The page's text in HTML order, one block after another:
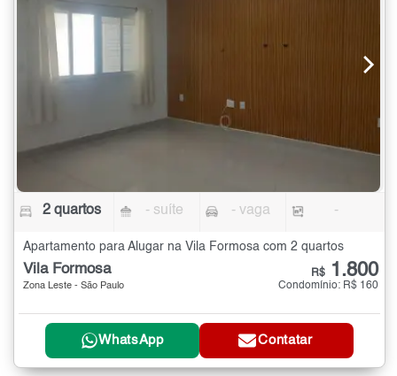
2 quartos - suíte - vaga -
Apartamento para Alugar na Vila Formosa com 2 quartos
Vila Formosa
Zona Leste - São Paulo
R$ 1.800
Condomínio: R$ 160
WhatsApp Contatar